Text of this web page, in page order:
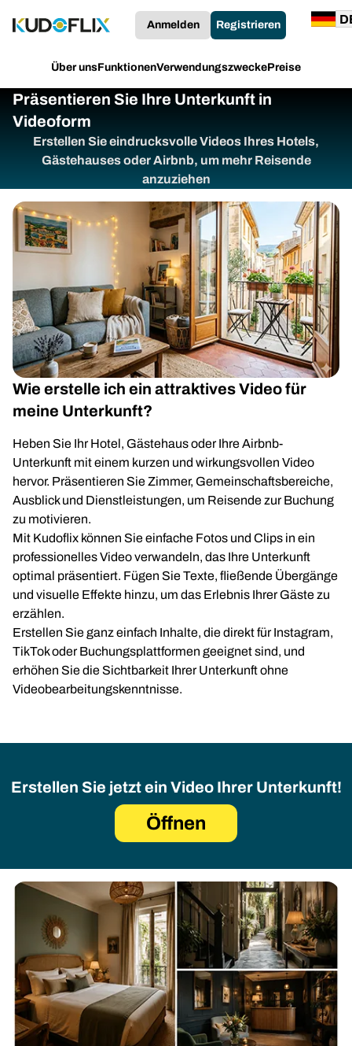
Über unsFunktionenVerwendungszweckePreise
Anmelden Registrieren
Präsentieren Sie Ihre Unterkunft in
Videoform
Erstellen Sie eindrucksvolle Videos Ihres Hotels,
Gästehauses oder Airbnb, um mehr Reisende
anzuziehen
Wie erstelle ich ein attraktives Video für
meine Unterkunft?
Heben Sie Ihr Hotel, Gästehaus oder Ihre Airbnb-
Unterkunft mit einem kurzen und wirkungsvollen Video
hervor. Präsentieren Sie Zimmer, Gemeinschaftsbereiche,
Ausblick und Dienstleistungen, um Reisende zur Buchung
zu motivieren.
Mit Kudoflix können Sie einfache Fotos und Clips in ein
professionelles Video verwandeln, das Ihre Unterkunft
optimal präsentiert. Fügen Sie Texte, fließende Übergänge
und visuelle Effekte hinzu, um das Erlebnis Ihrer Gäste zu
erzählen.
Erstellen Sie ganz einfach Inhalte, die direkt für Instagram,
TikTok oder Buchungsplattformen geeignet sind, und
erhöhen Sie die Sichtbarkeit Ihrer Unterkunft ohne
Videobearbeitungskenntnisse.
Erstellen Sie jetzt ein Video Ihrer Unterkunft!
Öffnen